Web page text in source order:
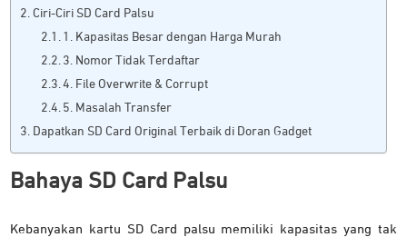
Ciri-Ciri SD Card Palsu
1. Kapasitas Besar dengan Harga Murah
3. Nomor Tidak Terdaftar
4. File Overwrite & Corrupt
5. Masalah Transfer
Dapatkan SD Card Original Terbaik di Doran Gadget
Bahaya SD Card Palsu
Kebanyakan kartu SD Card palsu memiliki kapasitas yang tak